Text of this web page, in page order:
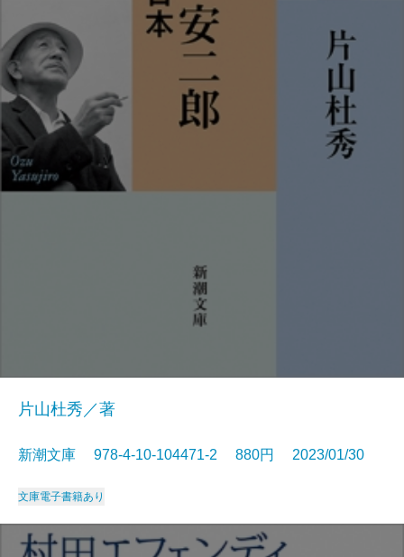
片山杜秀／著
新潮文庫 978-4-10-104471-2 880円 2023/01/30
文庫電子書籍あり